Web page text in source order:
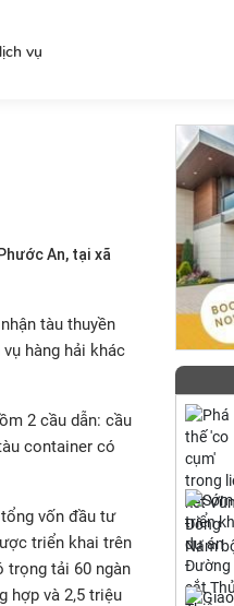
vụ
An, tại xã
tàu thuyền
hàng hải khác
2 cầu dẫn: cầu
container có
vốn đầu tư
triển khai trên
trọng tải 60 ngàn
hợp và 2,5 triệu